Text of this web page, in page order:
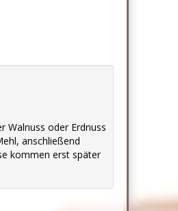
Walnuss oder Erdnuss
anschließend
kommen erst später